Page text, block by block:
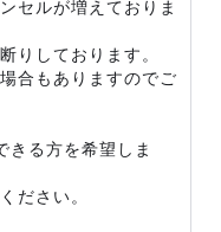
セルが増えておりま
りしております。
合もありますのでご
きる方を希望しま
ださい。